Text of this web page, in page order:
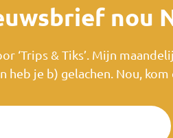
nou
‘Trips & Tiks’. Mijn
heb je b) gelachen. Nou,